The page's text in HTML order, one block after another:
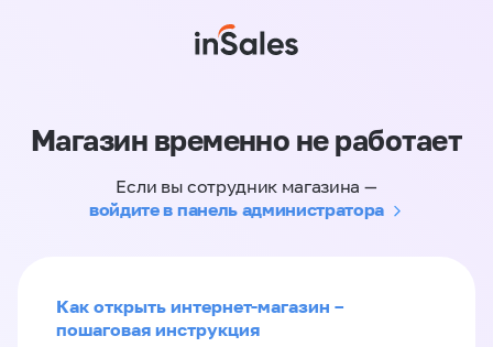
Магазин временно не работает
Если вы сотрудник магазина —
войдите в панель администратора
Как открыть интернет-магазин –
пошаговая инструкция